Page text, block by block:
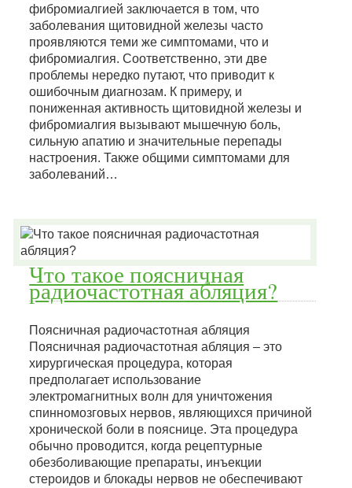
фибромиалгией заключается в том, что
заболевания щитовидной железы часто
проявляются теми же симптомами, что и
фибромиалгия. Соответственно, эти две
проблемы нередко путают, что приводит к
ошибочным диагнозам. К примеру, и
пониженная активность щитовидной железы и
фибромиалгия вызывают мышечную боль,
сильную апатию и значительные перепады
настроения. Также общими симптомами для
заболеваний…
Что такое поясничная
радиочастотная абляция?
Поясничная радиочастотная абляция
Поясничная радиочастотная абляция – это
хирургическая процедура, которая
предполагает использование
электромагнитных волн для уничтожения
спинномозговых нервов, являющихся причиной
хронической боли в пояснице. Эта процедура
обычно проводится, когда рецептурные
обезболивающие препараты, инъекции
стероидов и блокады нервов не обеспечивают